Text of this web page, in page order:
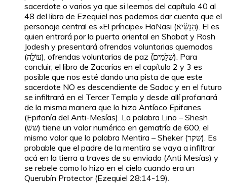
sacerdote o varios ya que si leemos del capítulo 40 al
48 del libro de Ezequiel nos podemos dar cuenta que el
personaje central es «El príncipe» HaNasi (הַנָּשִׂ֨יא). El es
quien entrará por la puerta oriental en Shabat y Rosh
Jodesh y presentará ofrendas voluntarias quemadas
(עוֹלָ֣ה), ofrendas voluntarias de paz (שְׁלָמִים֮). Para
concluir, el libro de Zacarías en el capítulo 2 y 3 es
posible que nos esté dando una pista de que este
sacerdote NO es descendiente de Sadoc y en el futuro
se infiltrará en el Tercer Templo y desde allí profanará
de la misma manera que lo hizo Antíoco Epifanes
(Epifanía del Anti-Mesías). La palabra Lino – Shesh
(שש) tiene un valor numérico en gematría de 600, el
mismo valor que la palabra Mentira – Sheker (שקר). Es
probable que el padre de la mentira se vaya a infiltrar
acá en la tierra a traves de su enviado (Anti Mesías) y
se rebele como lo hizo en el cielo cuando era un
Querubín Protector (Ezequiel 28:14-19).